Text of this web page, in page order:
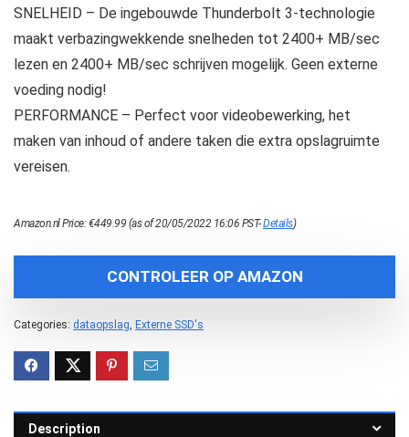
SNELHEID – De ingebouwde Thunderbolt 3-technologie
maakt verbazingwekkende snelheden tot 2400+ MB/sec
lezen en 2400+ MB/sec schrijven mogelijk. Geen externe
voeding nodig!
PERFORMANCE – Perfect voor videobewerking, het
maken van inhoud of andere taken die extra opslagruimte
vereisen.
Amazon.nl Price:€449.99 (as of 20/05/2022 16:06 PST-Details)
CONTROLEER OP AMAZON
Categories: dataopslag Externe SSD's
Description